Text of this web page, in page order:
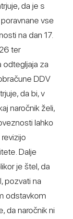
da je s
vse
na dan 17.
ter
za
DDV
da bi, v
naročnik želi,
lahko
Dalje
je štel, da
pozvati na
odstavkom
da naročnik ni